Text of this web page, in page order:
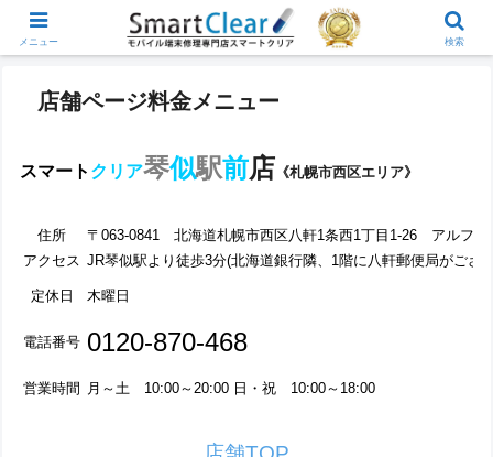
店舗ページ料金メニュー
スマート クリア琴似駅前店 《札幌市西区エリア》
住所
アクセス
〒063-0841 北海道札幌市西区八軒1条西1丁目1-26 アルファ
JR琴似駅より徒歩3分(北海道銀行隣、1階に八軒郵便局がござ
定休日 木曜日
電話番号 0120-870-468
営業時間 月～土 10:00～20:00 日・祝 10:00～18:00
メニュー 検索